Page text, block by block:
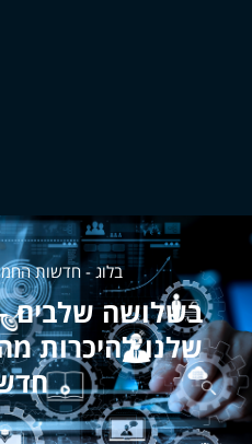
בלוג - חדשות
בשלושה שלבים –
שלנו להיכרות